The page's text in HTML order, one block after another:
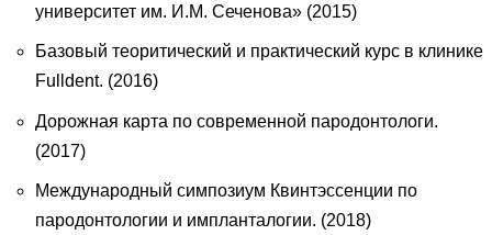
университет им. И.М. Сеченова» (2015)
Базовый теоритический и практический курс в клинике
Fulldent. (2016)
Дорожная карта по современной пародонтологи.
(2017)
Международный симпозиум Квинтэссенции по
пародонтологии и импланталогии. (2018)